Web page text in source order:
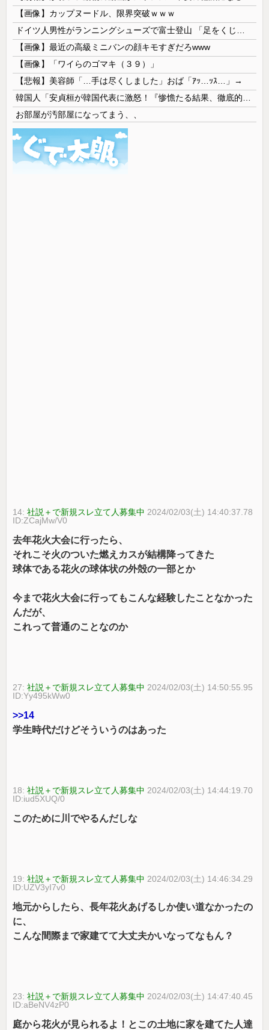
【画像】カップヌードル、限界突破ｗｗｗ
【画像】最近の高級ミニバンの顔キモすぎだろwww
【画像】「ワイらのゴマキ（３９）」
【悲報】美容師「…手は尽くしました」おば「ｱｯ…ｯｽ…」→
お部屋が汚部屋になってまう、、
14:社説＋で新規スレ立て人募集中 2024/02/03(土) 14:40:37.78
ID:ZCajMw/V0
去年花火大会に行ったら、
それこそ火のついた燃えカスが結構降ってきた
球体である花火の球体状の外殻の一部とか
今まで花火大会に行ってもこんな経験したことなかった
んだが、
これって普通のことなのか
27:社説＋で新規スレ立て人募集中 2024/02/03(土) 14:50:55.95
ID:Yy495kWw0
>>14
学生時代だけどそういうのはあった
18:社説＋で新規スレ立て人募集中 2024/02/03(土) 14:44:19.70
ID:iud5XUQ/0
このために川でやるんだしな
19:社説＋で新規スレ立て人募集中 2024/02/03(土) 14:46:34.29
ID:UZV3yI7v0
地元からしたら、長年花火あげるしか使い道なかったの
に、
こんな間際まで家建てて大丈夫かいなってなもん？
23:社説＋で新規スレ立て人募集中 2024/02/03(土) 14:47:40.45
ID:aBeNV4zP0
庭から花火が見られるよ！とこの土地に家を建てた人達